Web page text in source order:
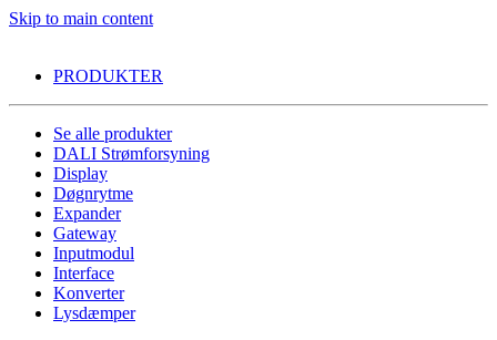
Skip to main content
PRODUKTER
Se alle produkter
DALI Strømforsyning
Display
Døgnrytme
Expander
Gateway
Inputmodul
Interface
Konverter
Lysdæmper